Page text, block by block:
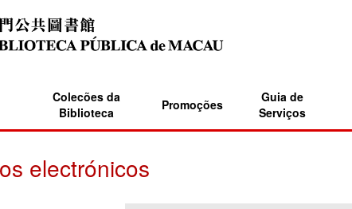
Colecões da
Biblioteca
Promoções
Guia de
Serviços
electrónicos